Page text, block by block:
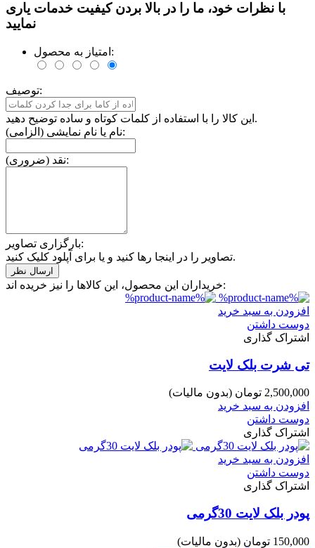
با نظرات خود، ما را در بالا بردن کیفیت خدمات یاری
نمایید
امتیاز به محصول:
توصیف:
این کالا را با استفاده از کلمات کوتاه و ساده توضیح دهید.
نام یا نام نمایشی (الزامی):
نقد (ضروری):
بارگزاری تصاویر:
تصاویر را در اینجا رها کنید و یا برای آپلود کلیک کنید.
خریداران این محصول، این کالاها را نیز خریده اند:
افزودن به سبد خرید
دوست داشتن
اشتراک گذاری
تی شرت بلک لایت
2,500,000 تومان
(بدون مالیات)
افزودن به سبد خرید
دوست داشتن
اشتراک گذاری
افزودن به سبد خرید
دوست داشتن
اشتراک گذاری
پودر بلک لایت 30گرمی
150,000 تومان
(بدون مالیات)